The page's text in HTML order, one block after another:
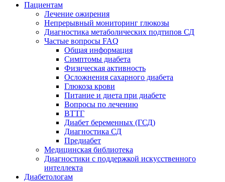
Пациентам
Лечение ожирения
Непрерывный мониторинг глюкозы
Диагностика метаболических подтипов СД
Частые вопросы FAQ
Общая информация
Симптомы диабета
Физическая активность
Осложнения сахарного диабета
Глюкоза крови
Питание и диета при диабете
Вопросы по лечению
ВТТГ
Диабет беременных (ГСД)
Диагностика СД
Предиабет
Медицинская библиотека
Диагностики с поддержкой искусственного
интеллекта
Диабетологам